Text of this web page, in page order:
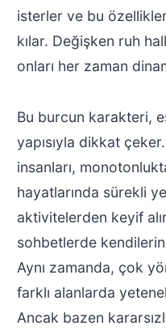
isterler ve bu
kılar. Değişken ruh
onları her zaman
Bu burcun karakteri,
yapısıyla dikkat çeker.
insanları,
hayatlarında sürekli
aktivitelerden keyif
sohbetlerde
Aynı zamanda, çok
farklı alanlarda
Ancak bazen